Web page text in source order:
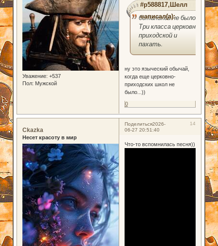
Уважение: +537
Пол: Мужской
#p588817,Шелл
написал(а):
ботаникой не было.
Три класса церковно-
приходской и
пахать.
ну это языческий обычай,
когда еще церковно-
приходских школ не
было...))
0
Поделиться 14
2026-
06-27 20:51:40
Ckazka
Несет красоту в мир
Что-то вспомнилась песня))